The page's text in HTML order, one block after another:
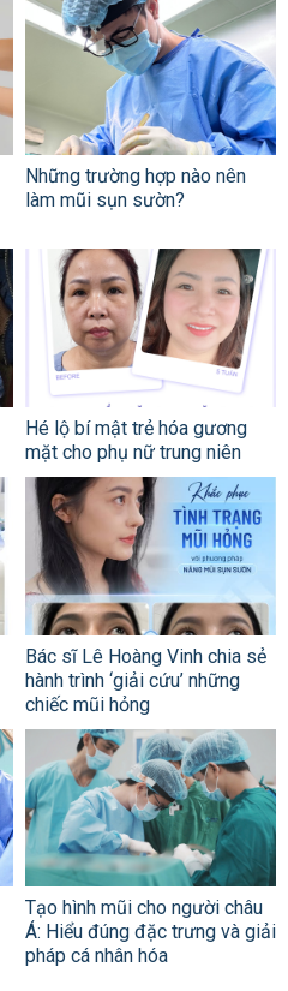
Những trường hợp nào nên
làm mũi sụn sườn?
Hé lộ bí mật trẻ hóa gương
mặt cho phụ nữ trung niên
Bác sĩ Lê Hoàng Vinh chia sẻ
hành trình ‘giải cứu’ những
chiếc mũi hỏng
Tạo hình mũi cho người châu
Á: Hiểu đúng đặc trưng và giải
pháp cá nhân hóa